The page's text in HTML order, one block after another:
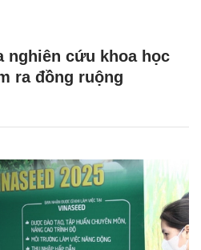
nghiên cứu khoa học
ra đồng ruộng